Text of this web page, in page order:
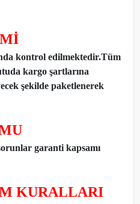
kontrol edilmektedir.Tüm
kargo şartlarına
şekilde paketlenerek
garanti kapsamı
KURALLARI